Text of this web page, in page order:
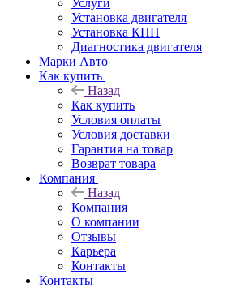
Услуги
Установка двигателя
Установка КПП
Диагностика двигателя
Марки Авто
Как купить
Назад
Как купить
Условия оплаты
Условия доставки
Гарантия на товар
Возврат товара
Компания
Назад
Компания
О компании
Отзывы
Карьера
Контакты
Контакты